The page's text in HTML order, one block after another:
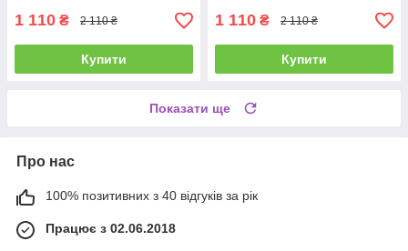
1 110 ₴ 2 110 ₴
Купити
1 110 ₴ 2 110 ₴
Купити
Показати ще
Про нас
100% позитивних з 40 відгуків за рік
Працює з 02.06.2018